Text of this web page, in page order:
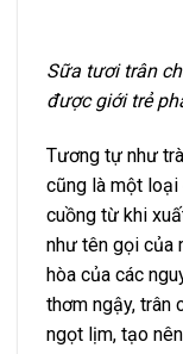
Sữa tươi trân
được giới trẻ
Tương tự như
cũng là một loại
cuồng từ khi
như tên gọi của
hòa của các
thơm ngậy, trân
ngọt lịm, tạo